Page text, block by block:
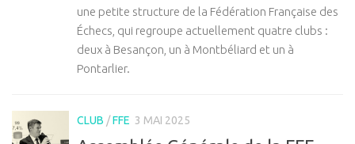
une petite structure de la Fédération Française des
Échecs, qui regroupe actuellement quatre clubs :
deux à Besançon, un à Montbéliard et un à
Pontarlier.
CLUB /FFE 3 MAI 2025